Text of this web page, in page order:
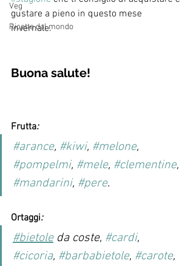
Veg
Ricette dal mondo
gustare a pieno in questo mese
invernale.
Buona salute!
Frutta:
#arance, #kiwi, #melone,
#pompelmi, #mele, #clementine,
#mandarini, #pere.
Ortaggi:
#bietole da coste, #cardi,
#cicoria, #barbabietole, #carote,